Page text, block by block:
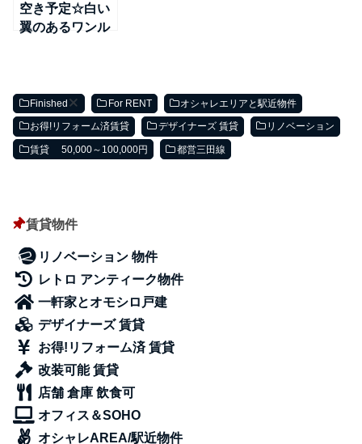
空き予定☆白い
翼のあるワンル
Finished For RENT オシャレエリアと駅近物件
お得!リフォーム済賃貸 デザイナーズ 賃貸 リノベーション
賃貸 50,000～100,000円 都営三田線
賃貸物件
リノベーション 物件
レトロ アンティーク物件
一軒家とオモシロ戸建
デザイナーズ 賃貸
お得!リフォーム済 賃貸
改装可能 賃貸
店舗 倉庫 飲食可
オフィス＆SOHO
オシャレAREA/駅近物件